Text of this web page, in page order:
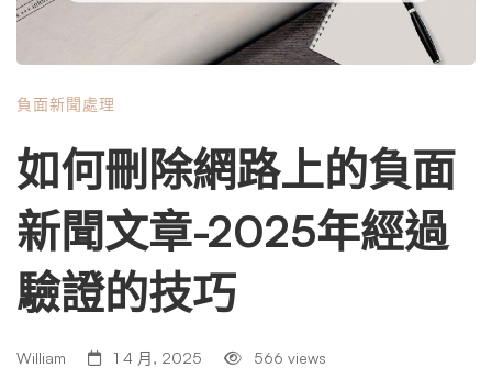
結合可能會引發一場完美的風暴，一篇負面新聞文章就會成
為有關個人在線上的決定性內容。 負面新聞文章在網路上
關鍵因素： 在許多情況下，新聞文章在首次發布後可以保
負面新聞報導會對個人的網路聲譽產生如此持久的影響。
從網路上刪除負面新聞文章有哪些選擇？ 我們從面對負面
新聞文章的客戶那裡得到的最常見問題之一是，“這些內容
實際上可以從互聯網上刪除嗎？”簡短的答案是肯定的，但
這並不總是一個簡單或容易的過程。 根據我們的經驗，處
理負面新聞文章有四個主要選擇： 選項 優點 缺點 預計時間
負面新聞處理
如何刪除網路上的負面
新聞文章-2025年經過
驗證的技巧
William 1 4 月, 2025 566 views